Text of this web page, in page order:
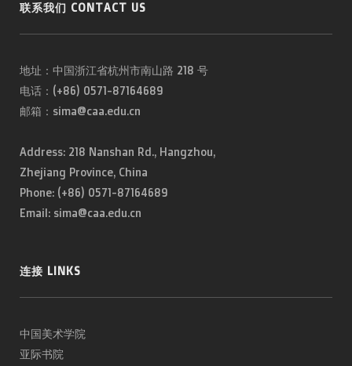
联系我们 CONTACT US
地址：中国浙江省杭州市南山路 218 号
电话：(+86) 0571-87164689
邮箱：sima@caa.edu.cn
Address: 218 Nanshan Rd., Hangzhou,
Zhejiang Province, China
Phone: (+86) 0571-87164689
Email: sima@caa.edu.cn
连接 LINKS
中国美术学院
亚际书院